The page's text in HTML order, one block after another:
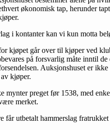
økonomisk tap, herunder
i kontanter kan vi kun motta
kjøpet går over til kjøper ved
på forsvarlig måte inntil
Auksjonshuset er
kjøper.
mynter preget før 1538, med
merket.
får utbetalt hammerslag